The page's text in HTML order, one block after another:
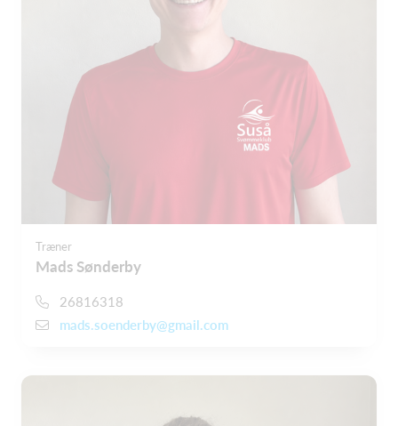
Træner
Mads Sønderby
26816318
mads.soenderby@gmail.com